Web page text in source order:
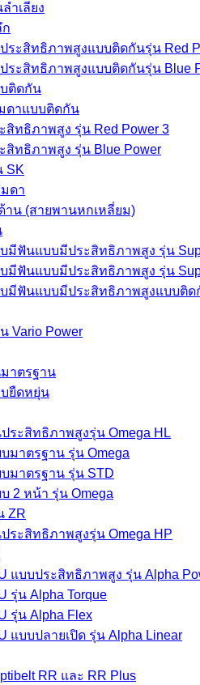
ำเลียง
ก
ระสิทธิภาพสูงแบบติดกันรุ่น Red
ระสิทธิภาพสูงแบบติดกันรุ่น Blue
ติดกัน
ดาแบบติดกัน
สิทธิภาพสูง รุ่น Red Power 3
สิทธิภาพสูง รุ่น Blue Power
SK
ดา
าน (สายพานหกเหลี่ยม)
มีฟันแบบมีประสิทธิภาพสูง รุ่น
มีฟันแบบมีประสิทธิภาพสูง รุ่น
มีฟันแบบมีประสิทธิภาพสูงแบบติด
Vario Power
าตรฐาน
ยืดหยุ่น
ระสิทธิภาพสูงรุ่น Omega HL
มาตรฐาน รุ่น Omega
มาตรฐาน รุ่น STD
2 หน้า รุ่น Omega
ZR
ระสิทธิภาพสูงรุ่น Omega HP
แบบประสิทธิภาพสูง รุ่น Alpha
รุ่น Alpha Torque
รุ่น Alpha Flex
แบบปลายเปิด รุ่น Alpha Linear
RR และ RR Plus